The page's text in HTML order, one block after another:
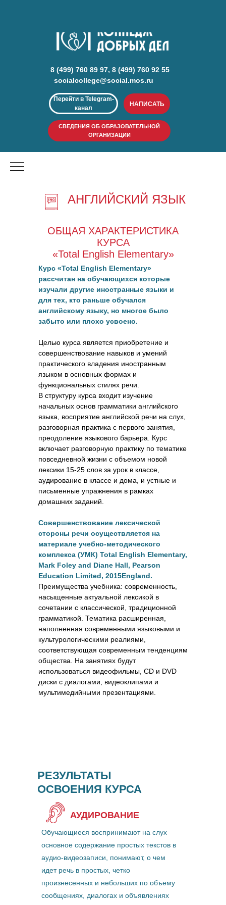
8 (499) 760 89 97, 8 (499) 760 92 55
НАПИСАТЬ
Перейти в Telegram-
канал
СВЕДЕНИЯ ОБ ОБРАЗОВАТЕЛЬНОЙ
ОРГАНИЗАЦИИ
socialcollege@social.mos.ru
ОБЩАЯ ХАРАКТЕРИСТИКА
КУРСА
«Total English Elementary»
Курс «Total English Elementary»
рассчитан на обучающихся которые
изучали другие иностранные языки и
для тех, кто раньше обучался
английскому языку, но многое было
забыто или плохо усвоено.
Целью курса является приобретение и
совершенствование навыков и умений
практического владения иностранным
языком в основных формах и
функциональных стилях речи.
В структуру курса входит изучение
начальных основ грамматики английского
языка, восприятие английской речи на слух,
разговорная практика с первого занятия,
преодоление языкового барьера. Курс
включает разговорную практику по тематике
повседневной жизни с объемом новой
лексики 15-25 слов за урок в классе,
аудирование в классе и дома, и устные и
письменные упражнения в рамках
домашних заданий.
Совершенствование лексической
стороны речи осуществляется на
материале учебно-методического
комплекса (УМК) Total English Elementary,
Mark Foley and Diane Hall, Pearson
Education Limited, 2015England.
Преимущества учебника: современность,
насыщенные актуальной лексикой в
сочетании с классической, традиционной
грамматикой. Тематика расширенная,
наполненная современными языковыми и
культурологическими реалиями,
соответствующая современным тенденциям
общества. На занятиях будут
использоваться видеофильмы, СD и DVD
диски с диалогами, видеоклипами и
мультимедийными презентациями.
РЕЗУЛЬТАТЫ
ОСВОЕНИЯ КУРСА
АУДИРОВАНИЕ
Обучающиеся воспринимают на слух
основное содержание простых текстов в
аудио-видеозаписи, понимают, о чем
идет речь в простых, четко
произнесенных и небольших по объему
сообщениях, диалогах и объявлениях
АНГЛИЙСКИЙ ЯЗЫК